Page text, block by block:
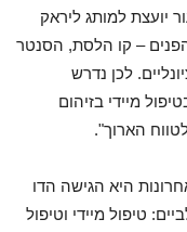
יועצת למותג ליראק
– קו הלסת, הסנטר
לכן נדרש
מיידי בזיהום
הארוך".
היא הגישה הדו
טיפול מיידי וטיפול